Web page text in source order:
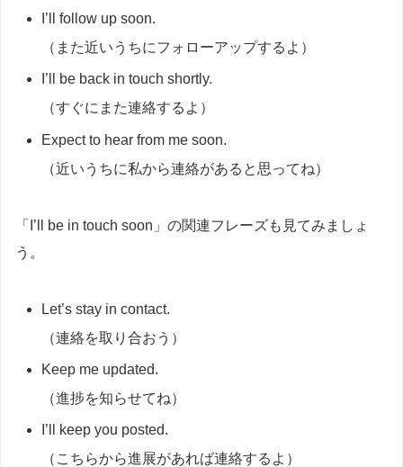
I’ll follow up soon.
（また近いうちにフォローアップするよ）
I’ll be back in touch shortly.
（すぐにまた連絡するよ）
Expect to hear from me soon.
（近いうちに私から連絡があると思ってね）
「I’ll be in touch soon」の関連フレーズも見てみましょ
う。
Let’s stay in contact.
（連絡を取り合おう）
Keep me updated.
（進捗を知らせてね）
I’ll keep you posted.
（こちらから進展があれば連絡するよ）